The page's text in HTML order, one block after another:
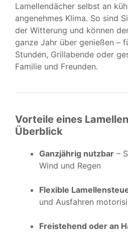
Lamellendächer selbst an
angenehmes Klima. So sind
der Witterung und können
ganze Jahr über genießen –
Stunden, Grillabende oder
Familie und Freunden.
Vorteile eines
Überblick
Ganzjährig nutzbar –
Wind und Regen
Flexible
und Ausfahren
Freistehend oder an